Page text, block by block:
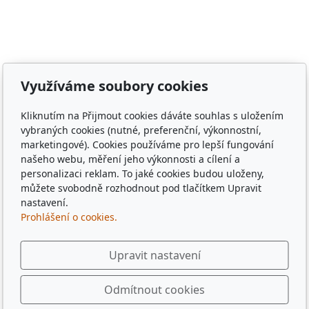
Klatovy, město Příbram, město Sušice, město Plzeň,
tácky, pohádkové tácky, pivní tácky, sběratelské tácky,
sběratelské známky, turistické známky, třídní sraz, sraz
po 10 letech, sraz gymplu, sraz gymnázia, sraz ze
střední, sraz z vysoké, spolužáci, památka,
pamětihodnost, malebná místa, plates, Řím, Paříž,
Rome , Paris, München, Munig, Oktoberfest, Zapft
Využíváme soubory cookies
Kliknutím na Přijmout cookies dáváte souhlas s uložením
vybraných cookies (nutné, preferenční, výkonnostní,
marketingové). Cookies používáme pro lepší fungování
našeho webu, měření jeho výkonnosti a cílení a
personalizaci reklam. To jaké cookies budou uloženy,
můžete svobodně rozhodnout pod tlačítkem Upravit
nastavení.
Prohlášení o cookies.
Upravit nastavení
Odmítnout cookies